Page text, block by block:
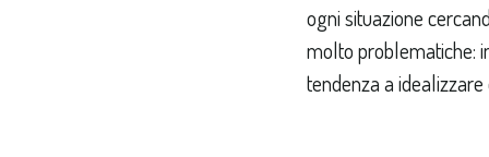
ogni situazione
molto problematiche:
tendenza a